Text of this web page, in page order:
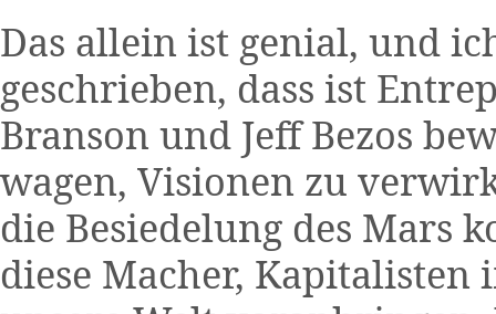
Das allein ist genial, und
geschrieben, dass ist
Branson und Jeff Bezos
wagen, Visionen zu
die Besiedelung des Mars
diese Macher, Kapitalisten